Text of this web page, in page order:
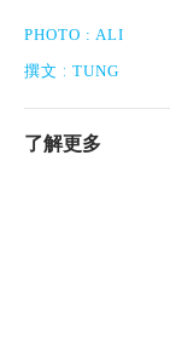
PHOTO : ALI
撰文 : TUNG
了解更多